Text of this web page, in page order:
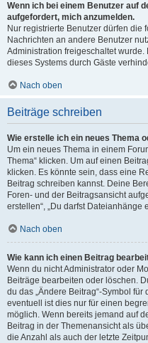
Wenn ich bei einem Benutzer auf
aufgefordert, mich anzumelden.
Nur registrierte Benutzer dürfen die
Nachrichten an andere Benutzer
Administration freigeschaltet
dieses Systems durch Gäste
Nach oben
Beiträge schreiben
Wie erstelle ich ein neues Thema
Um ein neues Thema in einem
Thema“ klicken. Um auf einen
klicken. Es könnte sein, dass eine
Beitrag schreiben kannst. Deine
Foren- und der Beitragsansicht
erstellen“, „Du darfst Dateianhänge
Nach oben
Wie kann ich einen Beitrag
Wenn du nicht Administrator oder
Beiträge bearbeiten oder löschen.
du das „Ändere Beitrag“-Symbol
eventuell ist dies nur für einen
möglich. Wenn bereits jemand auf
Beitrag in der Themenansicht als
die Anzahl als auch der letzte